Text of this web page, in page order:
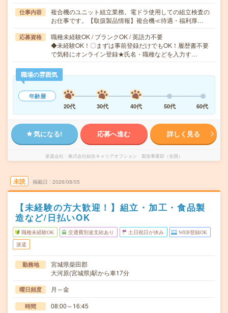
仕事内容
複合機のユニット組立業務。電ドラ使用しての組立検査の
お仕事です。【取扱製品情報】複合機≪待遇・福利厚…
応募資格
職種未経験OK / ブランクOK / 英語力不要
◆未経験OK！〇まずは事前登録だけでもOK！履歴書不要
で気軽にオンライン登録★氏名・職種などを入力す…
職場の雰囲気
年齢層
20代
30代 40代 50代 60代
気になる! 応募へ進む 詳しく見る
派遣会社 株式会社綜合キャリアオプション 製造事業部（全国）
未読 掲載日 2026/08/05
【未経験の方大歓迎！】組立・加工・食品製
造など/日払いOK
職種未経験OK 交通費別途支給あり 土日祝日が休み WEB登録OK
派遣
勤務地
宮城県柴田郡
大河原(宮城県)駅から車17分
曜日頻度 月～金
時間 08:00～16:45